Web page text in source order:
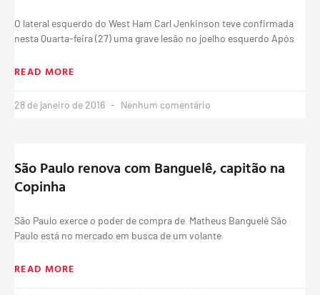
O lateral esquerdo do West Ham Carl Jenkinson teve confirmada
nesta Quarta-feira (27) uma grave lesão no joelho esquerdo Após
READ MORE
28 de janeiro de 2016 Nenhum comentário
São Paulo renova com Banguelê, capitão na
Copinha
São Paulo exerce o poder de compra de Matheus Banguelê São
Paulo está no mercado em busca de um volante
READ MORE